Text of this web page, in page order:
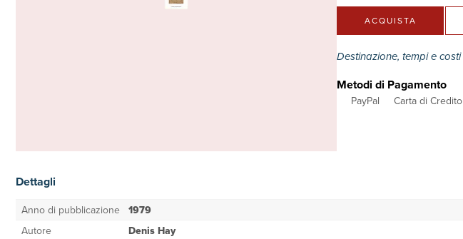
ACQUISTA
Destinazione, tempi e costi
Metodi di Pagamento
PayPal Carta di Credito
Dettagli
Anno di pubblicazione 1979
Autore
Denis Hay